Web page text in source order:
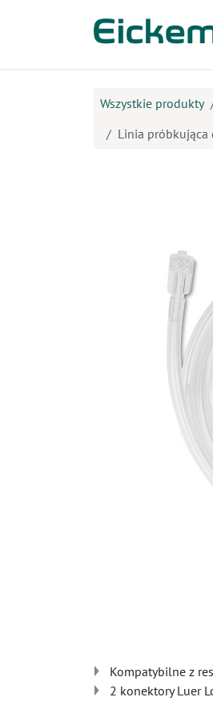
Wszystkie produkty
Linia próbkująca
Kompatybilne z
2 konektory Luer